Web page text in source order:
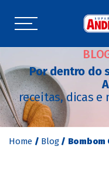
Por dentro do
receitas, dicas e
Home / Blog / Bombom